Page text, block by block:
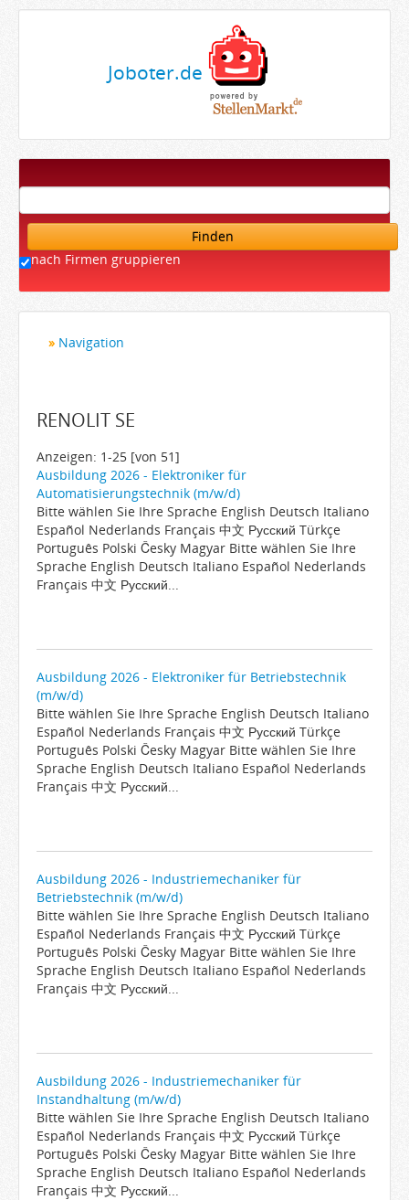
Joboter.de
Finden
nach Firmen gruppieren
Navigation
Arbeitgeber
Firmen von A-Z
Karrieremail
JobWiki
Berufe
Städte
Karriere
RENOLIT SE
Anzeigen: 1-25 [von 51]
Ausbildung 2026 - Elektroniker für
Automatisierungstechnik (m/w/d)
Bitte wählen Sie Ihre Sprache English Deutsch Italiano
Español Nederlands Français 中文 Русский Türkçe
Português Polski Česky Magyar Bitte wählen Sie Ihre
Sprache English Deutsch Italiano Español Nederlands
Français 中文 Русский...
Ausbildung 2026 - Elektroniker für Betriebstechnik
(m/w/d)
Bitte wählen Sie Ihre Sprache English Deutsch Italiano
Español Nederlands Français 中文 Русский Türkçe
Português Polski Česky Magyar Bitte wählen Sie Ihre
Sprache English Deutsch Italiano Español Nederlands
Français 中文 Русский...
Ausbildung 2026 - Industriemechaniker für
Betriebstechnik (m/w/d)
Bitte wählen Sie Ihre Sprache English Deutsch Italiano
Español Nederlands Français 中文 Русский Türkçe
Português Polski Česky Magyar Bitte wählen Sie Ihre
Sprache English Deutsch Italiano Español Nederlands
Français 中文 Русский...
Ausbildung 2026 - Industriemechaniker für
Instandhaltung (m/w/d)
Bitte wählen Sie Ihre Sprache English Deutsch Italiano
Español Nederlands Français 中文 Русский Türkçe
Português Polski Česky Magyar Bitte wählen Sie Ihre
Sprache English Deutsch Italiano Español Nederlands
Français 中文 Русский...